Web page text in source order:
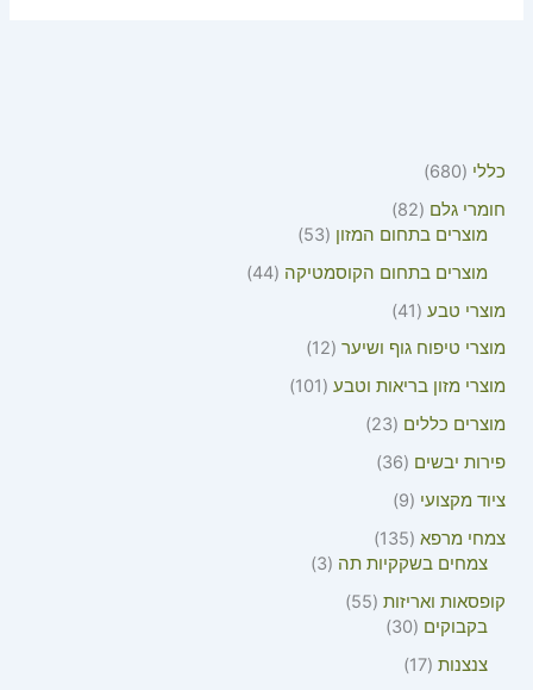
כללי
680
חומרי גלם
82
מוצרים בתחום המזון
53
מוצרים בתחום הקוסמטיקה 44
מוצרי טבע
41
מוצרי טיפוח גוף ושיער 12
מוצרי מזון בריאות וטבע
101
מוצרים כללים
23
פירות יבשים
36
ציוד מקצועי
9
צמחי מרפא 135
צמחים בשקקיות תה
3
קופסאות ואריזות 55
בקבוקים
30
צנצנות 17